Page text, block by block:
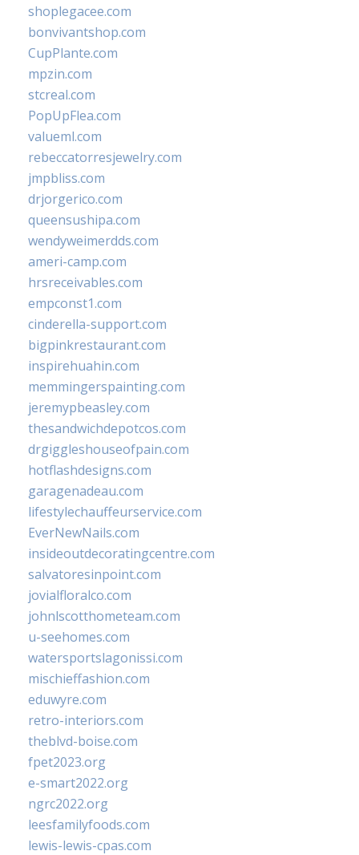
shoplegacee.com
bonvivantshop.com
CupPlante.com
mpzin.com
stcreal.com
PopUpFlea.com
valueml.com
rebeccatorresjewelry.com
jmpbliss.com
drjorgerico.com
queensushipa.com
wendyweimerdds.com
ameri-camp.com
hrsreceivables.com
empconst1.com
cinderella-support.com
bigpinkrestaurant.com
inspirehuahin.com
memmingerspainting.com
jeremypbeasley.com
thesandwichdepotcos.com
drgiggleshouseofpain.com
hotflashdesigns.com
garagenadeau.com
lifestylechauffeurservice.com
EverNewNails.com
insideoutdecoratingcentre.com
salvatoresinpoint.com
jovialfloralco.com
johnlscotthometeam.com
u-seehomes.com
watersportslagonissi.com
mischieffashion.com
eduwyre.com
retro-interiors.com
theblvd-boise.com
fpet2023.org
e-smart2022.org
ngrc2022.org
leesfamilyfoods.com
lewis-lewis-cpas.com